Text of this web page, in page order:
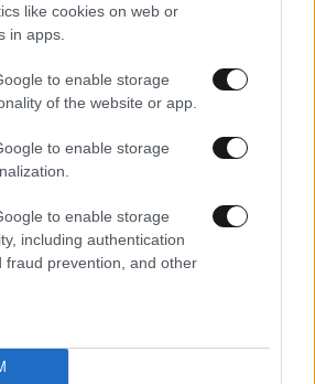
like cookies on web or
in apps.
to enable storage
of the website or app.
to enable storage
to enable storage
including authentication
fraud prevention, and other